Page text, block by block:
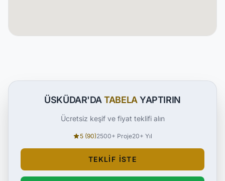
ÜSKÜDAR'DATABELAYAPTIRIN
Ücretsiz keşif ve fiyat teklifi alın
5 (90)2500+ Proje20+ Yıl
TEKLIF İSTE